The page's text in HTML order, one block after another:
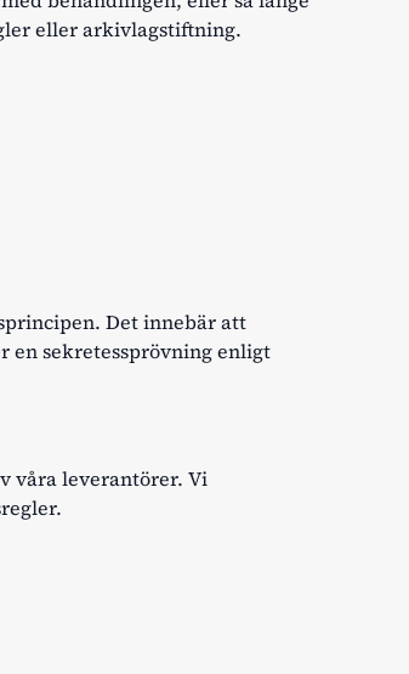
eller arkivlagstiftning.
Det innebär att
en sekretessprövning enligt
våra leverantörer. Vi